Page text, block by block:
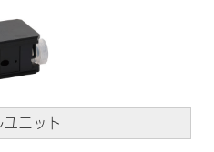
ニット